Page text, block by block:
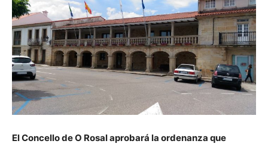
El Concello de O Rosal aprobará la ordenanza que